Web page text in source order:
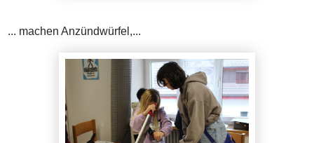
... machen Anzündwürfel,...